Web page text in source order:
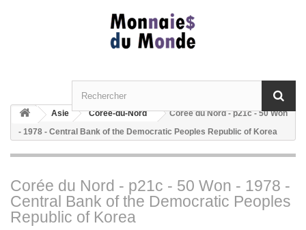
Asie Corée-du-Nord
Corée du Nord - p21c - 50 Won
- 1978 - Central Bank of the Democratic Peoples Republic of Korea
Corée du Nord - p21c - 50 Won - 1978 -
Central Bank of the Democratic Peoples
Republic of Korea